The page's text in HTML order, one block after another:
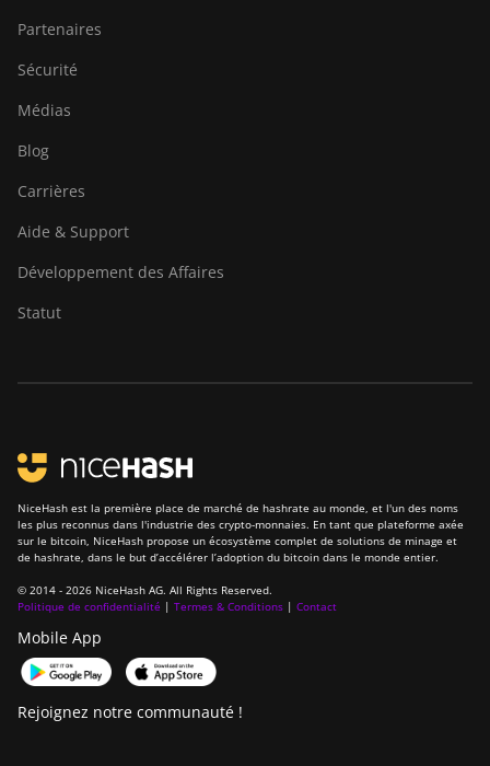
Partenaires
Sécurité
Médias
Blog
Carrières
Aide & Support
Développement des Affaires
Statut
NiceHash est la première place de marché de hashrate au monde, et l'un des noms
les plus reconnus dans l'industrie des crypto-monnaies. En tant que plateforme axée
sur le bitcoin, NiceHash propose un écosystème complet de solutions de minage et
de hashrate, dans le but d’accélérer l’adoption du bitcoin dans le monde entier.
© 2014 - 2026 NiceHash AG. All Rights Reserved.
Politique de confidentialité | Termes & Conditions | Contact
Mobile App
Rejoignez notre communauté !